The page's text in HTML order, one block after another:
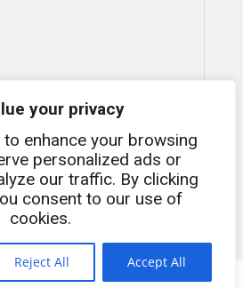
your privacy
enhance your browsing
personalized ads or
our traffic. By clicking
consent to our use of
cookies.
Reject All Accept All